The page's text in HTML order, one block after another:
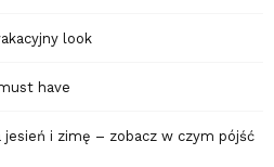
look
have
jesień i zimę – zobacz w czym pójść